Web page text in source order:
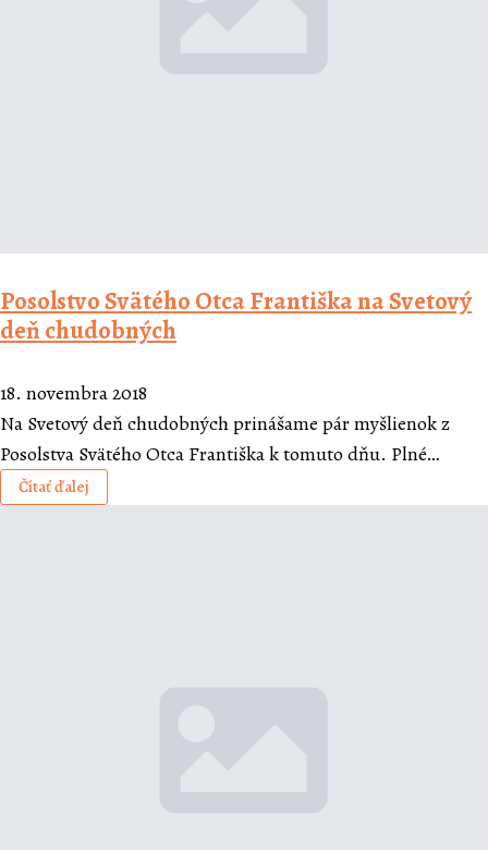
Posolstvo Svätého Otca Františka na Svetový
deň chudobných
18. novembra 2018
Na Svetový deň chudobných prinášame pár myšlienok z
Posolstva Svätého Otca Františka k tomuto dňu. Plné…
Čítať ďalej